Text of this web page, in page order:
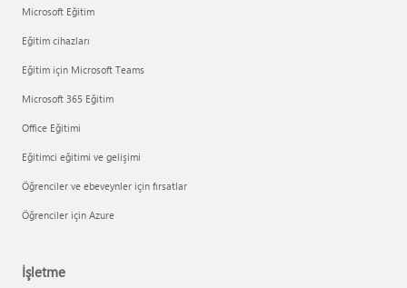
Microsoft Eğitim
Eğitim cihazları
Eğitim için Microsoft Teams
Microsoft 365 Eğitim
Office Eğitimi
Eğitimci eğitimi ve gelişimi
Öğrenciler ve ebeveynler için fırsatlar
Öğrenciler için Azure
İşletme